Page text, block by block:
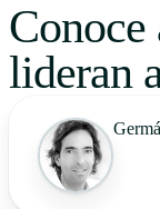
Conoce
lideran